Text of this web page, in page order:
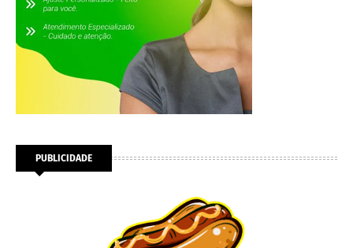
PUBLICIDADE